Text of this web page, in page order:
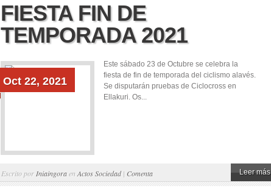
FIESTA FIN DE
TEMPORADA 2021
Oct 22, 2021
Este sábado 23 de Octubre se celebra la
fiesta de fin de temporada del ciclismo alavés.
Se disputarán pruebas de Ciclocross en
Ellakuri. Os...
Escrito por Iniaingoraen Actos Sociedad| Comenta Leer más